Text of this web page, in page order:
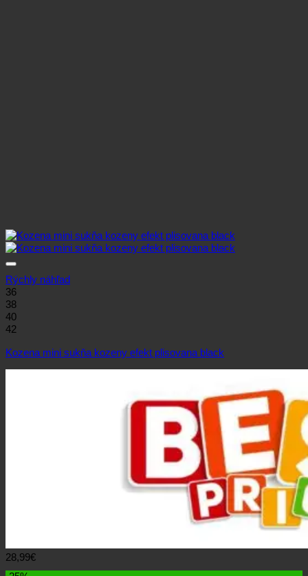
Rýchly náhľad
36
38
40
42
Kozena mini sukňa kozeny efekt plisovana black
28,99€